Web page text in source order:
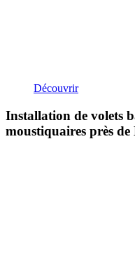
Découvrir
Installation de volets
moustiquaires près